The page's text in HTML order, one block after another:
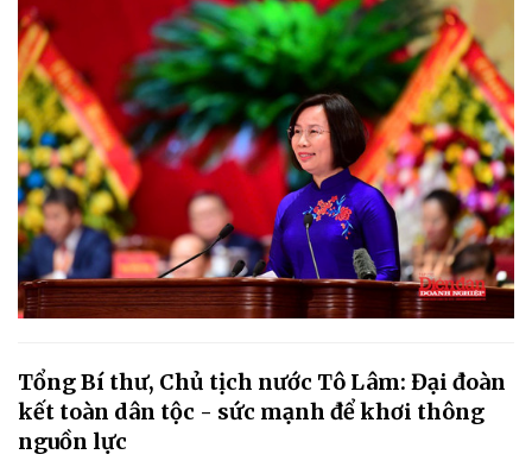
Tổng Bí thư, Chủ tịch nước Tô Lâm: Đại đoàn
kết toàn dân tộc - sức mạnh để khơi thông
nguồn lực